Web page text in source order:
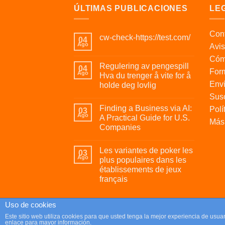
ÚLTIMAS PUBLICACIONES
04
Ago
cw-check-https://test.com/
04
Ago
Regulering av pengespill
Hva du trenger å vite for å
holde deg lovlig
03
Ago
Finding a Business via AI:
A Practical Guide for U.S.
Companies
03
Ago
Les variantes de poker les
plus populaires dans les
établissements de jeux
français
Copyright 2026 ©Parafrikis.com
Uso de cookies
Este sitio web utiliza cookies para que usted tenga la mejor experiencia de
enlace para mayor información.